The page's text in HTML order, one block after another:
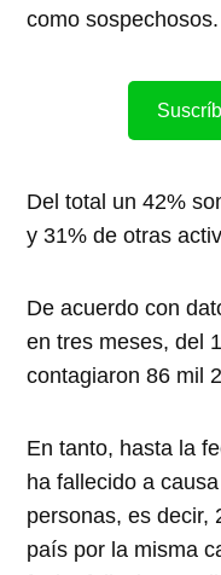
como sospechosos.
Del total un 42%
y 31% de otras
De acuerdo con
en tres meses, del
contagiaron 86 mil
En tanto, hasta la
ha fallecido a
personas, es decir,
país por la misma